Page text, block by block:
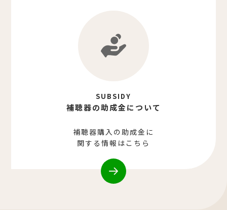
SUBSIDY
補聴器の助成金について
補聴器購入の助成金に
関する情報はこちら